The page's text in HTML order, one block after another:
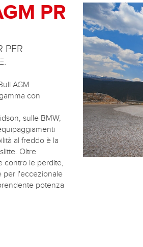
PR
PER
.
AGM
con
sulle BMW,
al freddo è la
Oltre
contro le perdite,
per l'eccezionale
potenza